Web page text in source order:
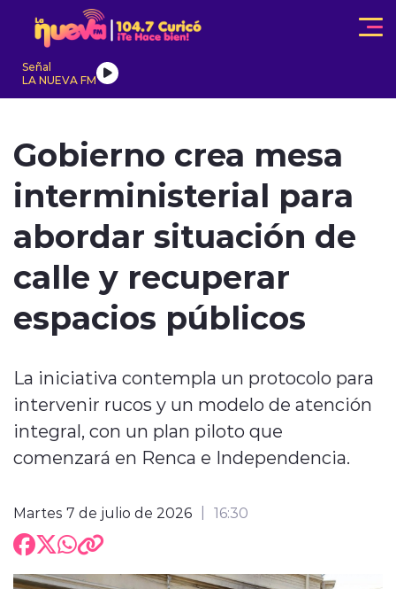
Click acá para ir directamente al contenido
Señal
LA NUEVA FM
ACTUALIDAD
modo claro
Gobierno crea mesa
interministerial para
abordar situación de
calle y recuperar
espacios públicos
La iniciativa contempla un protocolo para
intervenir rucos y un modelo de atención
integral, con un plan piloto que
comenzará en Renca e Independencia.
Martes 7 de julio de 2026 16:30